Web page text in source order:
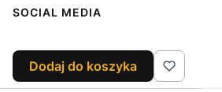
SOCIAL MEDIA
Facebook
Instagram
Dodaj do koszyka